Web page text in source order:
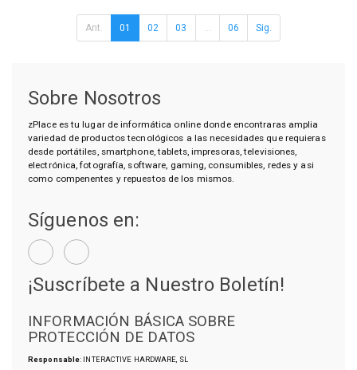
Ant. 01 02 03 06 Sig.
Sobre Nosotros
zPlace es tu lugar de informática online donde encontraras amplia
variedad de productos tecnológicos a las necesidades que requieras
desde portátiles, smartphone, tablets, impresoras, televisiones,
electrónica, fotografía, software, gaming, consumibles, redes y asi
como compenentes y repuestos de los mismos.
Síguenos en:
¡Suscríbete a Nuestro Boletín!
INFORMACIÓN BÁSICA SOBRE
PROTECCIÓN DE DATOS
Responsable: INTERACTIVE HARDWARE, SL